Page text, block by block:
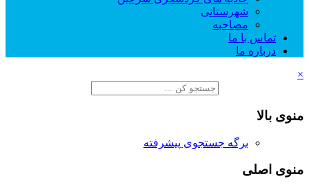
شهرستانی
مصاحبه
تماس با ما
درباره ما
×
منوی بالا
برگه جستجوی پیشرفته
منوی اصلی